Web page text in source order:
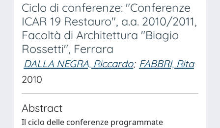
Ciclo di conferenze: "Conferenze
ICAR 19 Restauro", a.a. 2010/2011,
Facoltà di Architettura "Biagio
Rossetti", Ferrara
DALLA NEGRA, Riccardo; FABBRI, Rita
2010
Abstract
Il ciclo delle conferenze programmate